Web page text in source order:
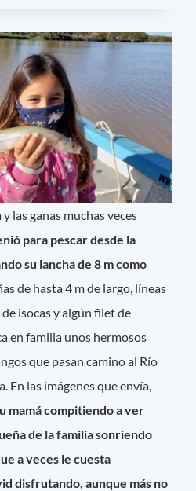
las ganas muchas veces
para pescar desde la
su lancha de 8 m como
de hasta 4 m de largo, líneas
isocas y algún filet de
en familia unos hermosos
que pasan camino al Río
En las imágenes que envía,
mamá compitiendo a ver
de la familia sonriendo
a veces le cuesta
disfrutando, aunque más no